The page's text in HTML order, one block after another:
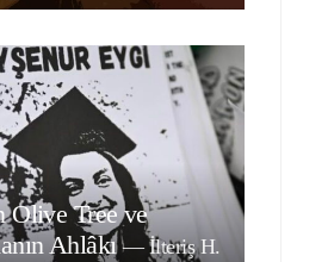
Olive Tree ve
Ahlâkı— İlteriş H.